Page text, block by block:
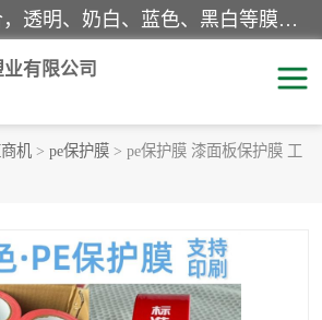
该类保护膜有复合，透明、奶白、蓝色、黑白等膜型。特高粘，高粘，中高粘，中粘，中低粘，低粘等。对于不同的粘力要求有相应的产品相适配。无胶渍残留污染。在较宽的收卷幅度下平整无皱纹，收卷长度大，利于机械化及自动化施工粘贴。为您的产品提供的表面保护解决方案。 产品广泛适用于：铝材、不锈钢、金属、塑料、电子、家电、家具、玻璃、化工材料、装饰材料等。
有限公司
机 > pe保护膜 > pe保护膜 漆面板保护膜 工
家具保护膜
透明保护膜